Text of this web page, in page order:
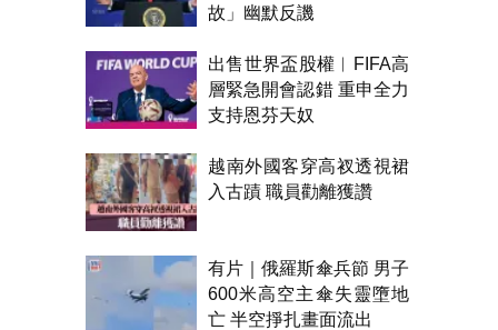
故」幽默反譏
出售世界盃股權︱FIFA高
層緊急開會認錯 重申全力
支持恩芬天奴
越南外國客穿高衩透視裙
入古蹟 職員勸離獲讚
有片｜俄羅斯傘兵節 男子
600米高空主傘失靈墮地
亡 半空掙扎畫面流出